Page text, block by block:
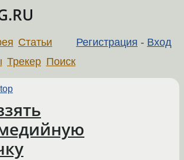
Регистрация - Вход
Статьи
Трекер Поиск